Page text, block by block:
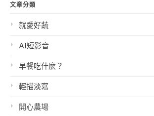
文章分類
就愛好蔬
AI短影音
早餐吃什麼？
輕描淡寫
開心農場